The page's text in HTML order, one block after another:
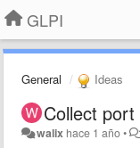
GLPI
General Ideas
Collect
walix hace 1 año•